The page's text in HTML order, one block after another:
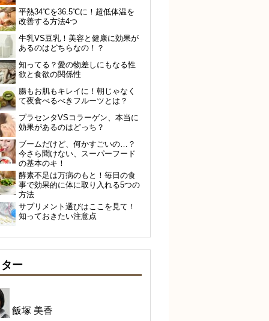
平熱34℃を36.5℃に！超低体温を
改善する方法4つ
牛乳VS豆乳！美容と健康に効果が
あるのはどちらなの！？
知ってる？愛の物差しにもなる性
欲と食欲の関係性
腸もお肌もキレイに！朝じゃなく
て夜食べるべきフルーツとは？
プラセンタVSコラーゲン、本当に
効果があるのはどっち？
ブームだけど、何かすごいの…？
今さら聞けない、スーパーフード
の基本のキ！
酵素不足は万病のもと！毎日の食
事で効果的に体に取り入れる5つの
方法
サプリメント選びはここを見て！
知っておきたい注意点
ー
飯塚 美香